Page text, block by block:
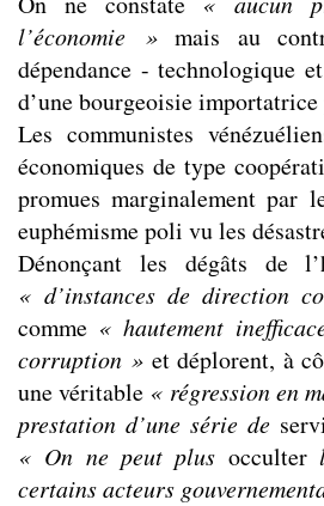
l’économie »mais au
dépendance - technologique
d’une bourgeoisie
Les communistes
économiques de type
promues marginalement par
euphémisme poli vu les
Dénonçant les dégâts de
« d’instances de direction
comme « hautement
corruption » et déplorent, à
une véritable « régression en
prestation d’une série de
« On ne peut plus occulter
certains acteurs